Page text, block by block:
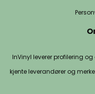
InVinyl leverer profilering
kjente leverandører og